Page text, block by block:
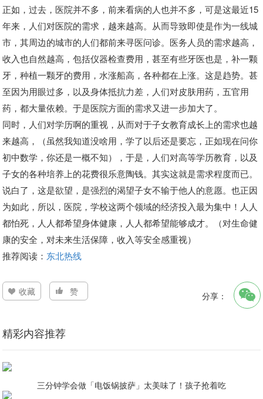
正如，过去，医院并不多，前来看病的人也并不多，可是这最近15
年来，人们对医院的需求，越来越高。从而导致即使是作为一线城
市，其周边的城市的人们都前来寻医问诊。医务人员的需求越高，
收入也自然越高，包括仪器检查费用，甚至有些牙医也是，补一颗
牙，种植一颗牙的费用，水涨船高，各种都在上涨。这是趋势。甚
至因为用眼过多，以及身体抵抗力差，人们对皮肤用药，五官用
药，都大量依赖。于是医院方面的需求又进一步加大了。
同时，人们对学历啊的重视，从而对于子女教育成长上的需求也越
来越高，（虽然我知道没啥用，学了以后还是要忘，正如现在问你
初中数学，你还是一概不知），于是，人们对高等学历教育，以及
子女的各种培养上的花费很乐意陶钱。其实这就是需求程度而已。
说白了，这是欲望，是强烈的渴望子女不输于他人的意愿。也正因
为如此，所以，医院，学校这两个领域的经济投入最为集中！ 人人
都怕死，人人都希望身体健康，人人都希望能够成才。
（对生命健
康的安全，对未来生活保障，收入等安全感重视）
推荐阅读： 东北热线
收藏 赞 分享：
精彩内容推荐
三分钟学会做「电饭锅披萨」太美味了！孩子抢着吃